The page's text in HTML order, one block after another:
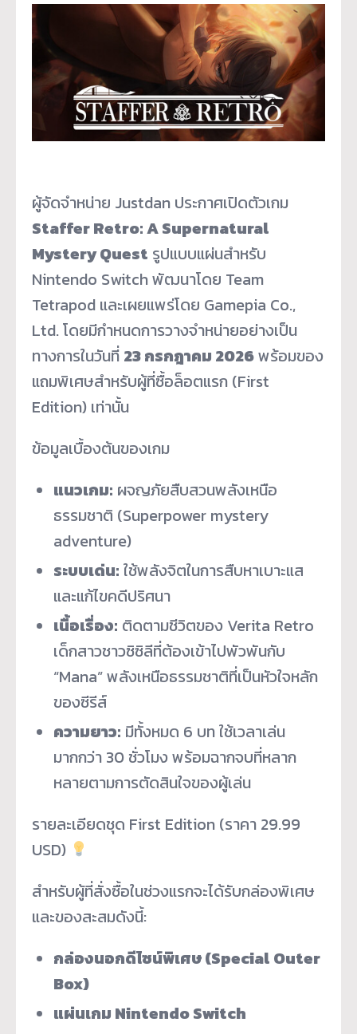
ผู้จัดจำหน่าย Justdan ประกาศเปิดตัวเกม
Staffer Retro: A Supernatural
Mystery Quest รูปแบบแผ่นสำหรับ
Nintendo Switch พัฒนาโดย Team
Tetrapod และเผยแพร่โดย Gamepia Co.,
Ltd. โดยมีกำหนดการวางจำหน่ายอย่างเป็น
ทางการในวันที่ 23 กรกฎาคม 2026พร้อมของ
แถมพิเศษสำหรับผู้ที่ซื้อล็อตแรก (First
Edition) เท่านั้น
ข้อมูลเบื้องต้นของเกม
แนวเกม: ผจญภัยสืบสวนพลังเหนือ
ธรรมชาติ (Superpower mystery
adventure)
ระบบเด่น: ใช้พลังจิตในการสืบหาเบาะแส
และแก้ไขคดีปริศนา
เนื้อเรื่อง: ติดตามชีวิตของ Verita Retro
เด็กสาวชาวซิซิลีที่ต้องเข้าไปพัวพันกับ
“Mana” พลังเหนือธรรมชาติที่เป็นหัวใจหลัก
ของซีรีส์
ความยาว: มีทั้งหมด 6 บท ใช้เวลาเล่น
มากกว่า 30 ชั่วโมง พร้อมฉากจบที่หลาก
หลายตามการตัดสินใจของผู้เล่น
รายละเอียดชุด First Edition (ราคา 29.99
USD)
สำหรับผู้ที่สั่งซื้อในช่วงแรกจะได้รับกล่องพิเศษ
และของสะสมดังนี้:
กล่องนอกดีไซน์พิเศษ (Special Outer
Box)
แผ่นเกม Nintendo Switch